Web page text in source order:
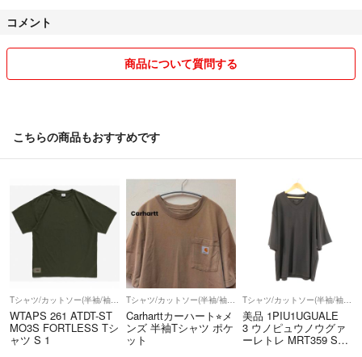
・状態はできる限り記載しておりますが、完璧を求める方や神経質な方は
---
【探しやすさUPのコツ】
「絞り込み機能」で、サイズ・ブランド・カラーを指定して、あなたにぴ
ったりの1枚を探してみてください♪
↓↓↓↓↓↓↓↓↓↓↓↓↓↓↓
コメント欄で、フォローしました!と一言お声かけくださ
5000円以下→200円off!
5000円以上→300円off!
10000円以上→600円off !
ーーーーーーーーーーーーーーーーーーーーーーーーー
☆おまとめ割引
コメント
商品について質問する
こちらの商品もおすすめです
Tシャツ/カットソー(半袖/袖なし)
WTAPS 261 ATDT-ST
MO3S FORTLESS Tシ
ャツ S 1
Tシャツ/カットソー(半袖/袖なし)
Carharttカーハート⭐︎メ
ンズ 半袖Tシャツ ポケ
ット
Tシャツ/カットソー(半袖/袖なし)
美品 1PIU1UGUALE
3 ウノピュウノウグァ
ーレトレ MRT359 S